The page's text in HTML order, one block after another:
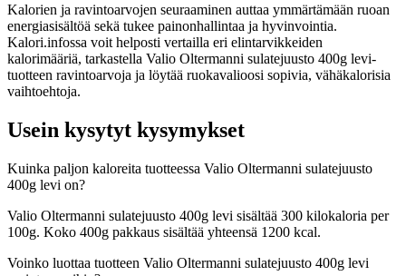
Kalorien ja ravintoarvojen seuraaminen auttaa ymmärtämään ruoan
energiasisältöä sekä tukee painonhallintaa ja hyvinvointia.
Kalori.infossa voit helposti vertailla eri elintarvikkeiden
kalorimääriä, tarkastella Valio Oltermanni sulatejuusto 400g levi-
tuotteen ravintoarvoja ja löytää ruokavalioosi sopivia, vähäkalorisia
vaihtoehtoja.
Usein kysytyt kysymykset
Kuinka paljon kaloreita tuotteessa Valio Oltermanni sulatejuusto
400g levi on?
Valio Oltermanni sulatejuusto 400g levi sisältää 300 kilokaloria per
100g. Koko 400g pakkaus sisältää yhteensä 1200 kcal.
Voinko luottaa tuotteen Valio Oltermanni sulatejuusto 400g levi